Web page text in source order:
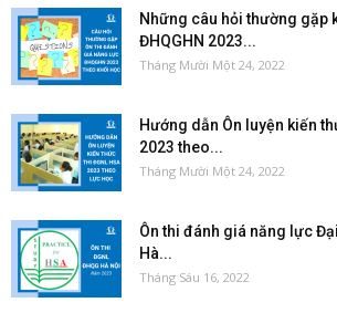
Những câu hỏi thường gặp
ĐHQGHN 2023...
Tháng Mười Một 24, 2022
Hướng dẫn Ôn luyện kiến
2023 theo...
Tháng Mười Một 24, 2022
Ôn thi đánh giá năng lực
Hà...
Tháng Sáu 16, 2022